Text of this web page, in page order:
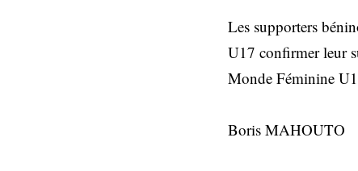
Les supporters
U17 confirmer leur
Monde Féminine
Boris MAHOUTO